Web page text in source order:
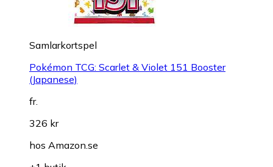
Samlarkortspel
Pokémon TCG: Scarlet & Violet 151 Booster
(Japanese)
fr.
326 kr
hos Amazon.se